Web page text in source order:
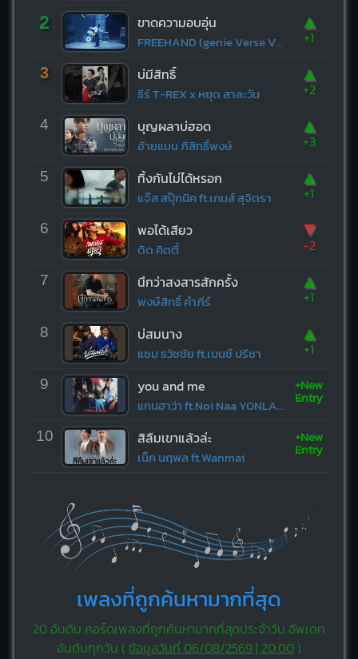
2 ขาดความอบอุ่น
FREEHAND (genie Verse Vol.1)
▲
+1
3 บ่มีสิทธิ์
ธีร์ T-REX x หยุด สาละวัน
▲
+2
4 บุญผลาบ่ฮอด
อ้ายแมน ภิสิทธิ์พงษ์
▲
+3
5 ทิ้งกันไม่ได้หรอก
แจ๊ส สปุ๊กนิค ft.เกมส์ สุจิตรา
▲
+1
6 พอได้เสียว
ดิด คิตตี้
▼
-2
7 นึกว่าสงสารสักครั้ง
พงษ์สิทธิ์ คำภีร์
▲
+1
8 บ่สมนาง
แซม ธวัชชัย ft.เบนซ์ ปรีชา
▲
+1
9 you and me
แกนฮาว่า ft.Noi Naa YONLAPA
+New
Entry
10 สิลืมเขาแล้วล่ะ
เน็ค นฤพล ft.Wanmai
+New
Entry
เพลงที่ถูกค้นหามากที่สุด
20 อันดับ คอร์ดเพลงที่ถูกค้นหามากที่สุดประจำวัน อัพเดท
อันดับทุกวัน ( ข้อมูลวันที่ 06/08/2569 | 20:00)